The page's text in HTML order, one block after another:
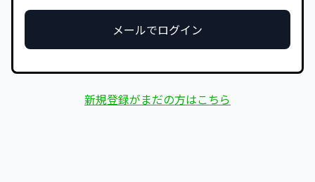
メールでログイン
新規登録がまだの方はこちら